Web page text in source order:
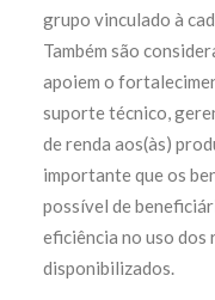
grupo vinculado à
Também são
apoiem o
suporte técnico,
de renda aos(às)
importante que os
possível de
eficiência no uso dos
disponibilizados.